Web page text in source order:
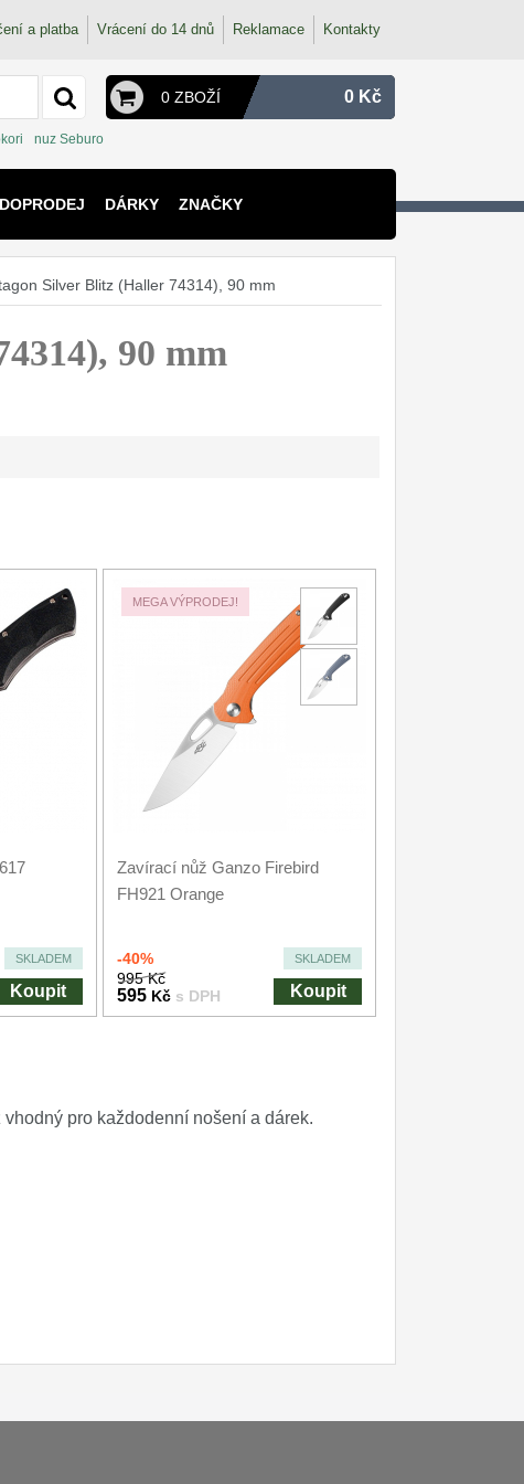
a platba Vrácení do 14 dnů Reklamace Kontakty
0 ZBOŽÍ 0 Kč
nuz Seburo
DOPRODEJ DÁRKY ZNAČKY
Silver Blitz (Haller 74314), 90 mm
90 mm
SKLADEM
Koupit
MEGA VÝPRODEJ!
Zavírací nůž Ganzo Firebird
FH921 Orange
-40% SKLADEM
995 Kč
595 Kč s DPH Koupit
pro každodenní nošení a dárek.